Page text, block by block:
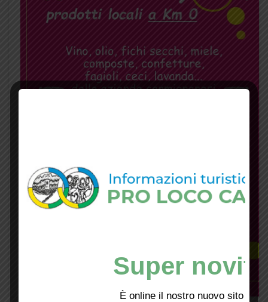
Super
È online il nostro nuovo sito web!